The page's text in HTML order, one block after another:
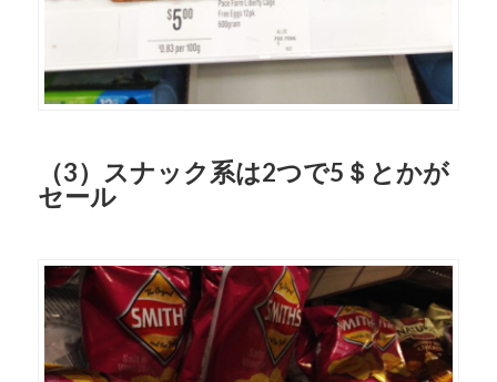
（3）スナック系は2つで5＄とかが
セール